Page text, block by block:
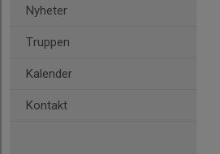
Nyheter
Truppen
Kalender
Kontakt